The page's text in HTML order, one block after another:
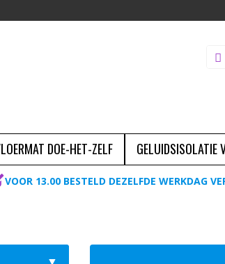
DOE-HET-ZELF GELUIDSISOLATIE
VOOR 13.00 BESTELD DEZELFDE WERKDAG